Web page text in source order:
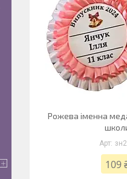
Рожева іменна
109